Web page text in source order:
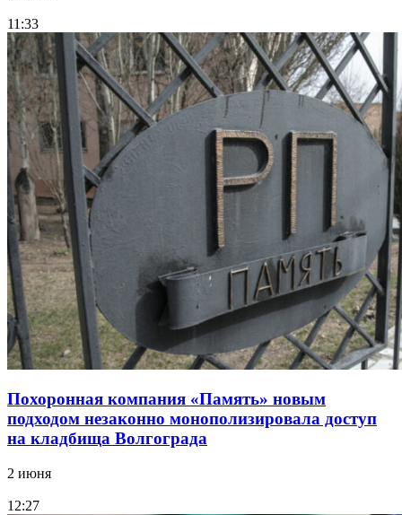
11:33
Похоронная компания «Память» новым
подходом незаконно монополизировала доступ
на кладбища Волгограда
2 июня
12:27